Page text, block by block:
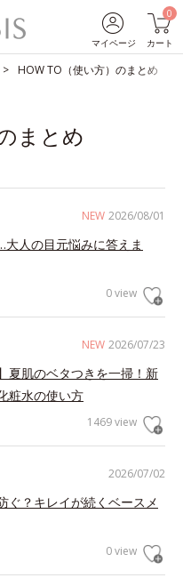
マイページ
0
カート
HOW TO（使い方）のまとめ
まとめ
NEW 2026/08/01
人の目元悩みに答えま
0 view
NEW 2026/07/23
夏肌のベタつきを一掃！新
粧水の使い方
1469 view
2026/07/02
ぐ？キレイが続くベースメ
0 view